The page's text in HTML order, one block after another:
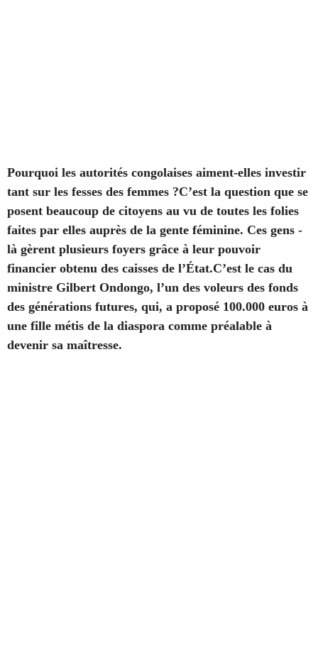
Pourquoi les autorités congolaises aiment-elles investir
tant sur les fesses des femmes ?C’est la question que se
posent beaucoup de citoyens au vu de toutes les folies
faites par elles auprès de la gente féminine. Ces gens -
là gèrent plusieurs foyers grâce à leur pouvoir
financier obtenu des caisses de l’État.C’est le cas du
ministre Gilbert Ondongo, l’un des voleurs des fonds
des générations futures, qui, a proposé 100.000 euros à
une fille métis de la diaspora comme préalable à
devenir sa maîtresse.